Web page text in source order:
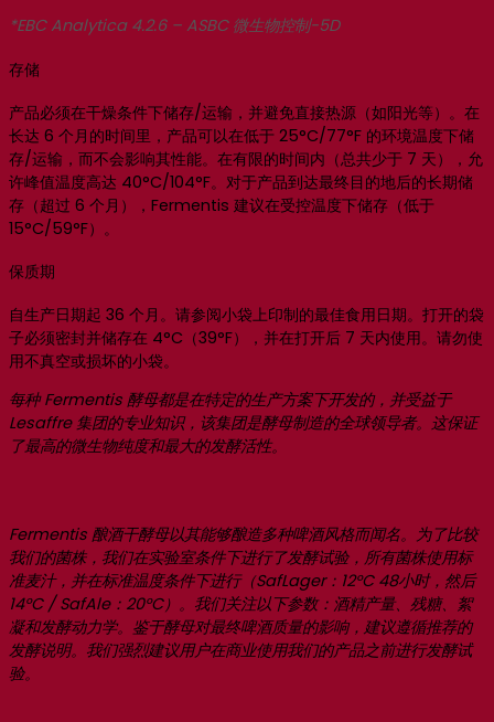
*EBC Analytica 4.2.6 – ASBC 微生物控制-5D
存储
产品必须在干燥条件下储存/运输，并避免直接热源（如阳光等）。在
长达 6 个月的时间里，产品可以在低于 25°C/77°F 的环境温度下储
存/运输，而不会影响其性能。在有限的时间内（总共少于 7 天），允
许峰值温度高达 40°C/104°F。对于产品到达最终目的地后的长期储
存（超过 6 个月），Fermentis 建议在受控温度下储存（低于
15°C/59°F）。
保质期
自生产日期起 36 个月。请参阅小袋上印制的最佳食用日期。打开的袋
子必须密封并储存在 4°C（39°F），并在打开后 7 天内使用。请勿使
用不真空或损坏的小袋。
每种 Fermentis 酵母都是在特定的生产方案下开发的，并受益于
Lesaffre 集团的专业知识，该集团是酵母制造的全球领导者。这保证
了最高的微生物纯度和最大的发酵活性。
Fermentis 酿酒干酵母以其能够酿造多种啤酒风格而闻名。为了比较
我们的菌株，我们在实验室条件下进行了发酵试验，所有菌株使用标
准麦汁，并在标准温度条件下进行（SafLager：12°C 48小时，然后
14°C / SafAle：20°C）。我们关注以下参数：酒精产量、残糖、絮
凝和发酵动力学。鉴于酵母对最终啤酒质量的影响，建议遵循推荐的
发酵说明。我们强烈建议用户在商业使用我们的产品之前进行发酵试
验。